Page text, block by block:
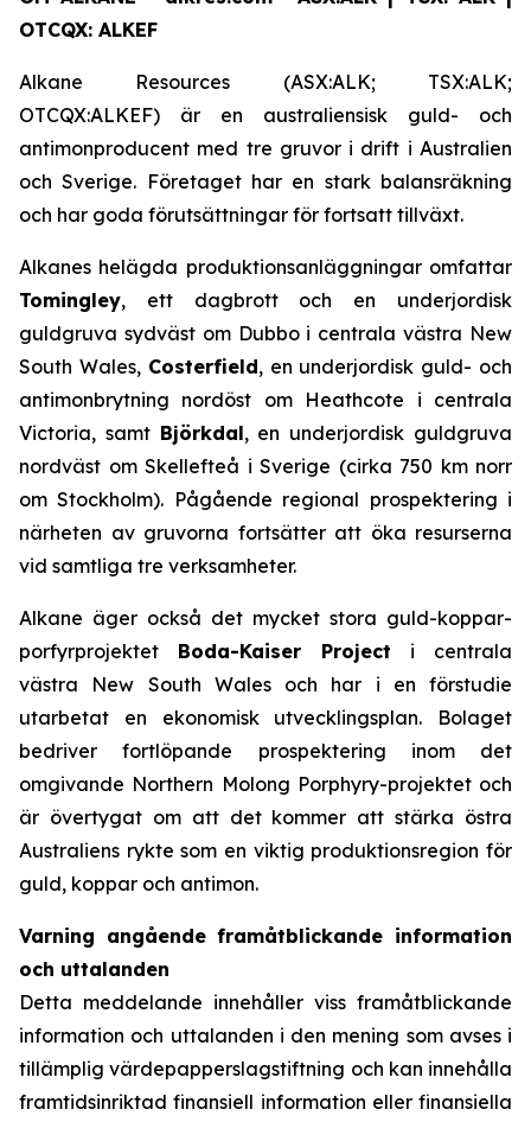
OTCQX: ALKEF
Alkane Resources (ASX:ALK; TSX:ALK;
OTCQX:ALKEF) är en australiensisk guld- och
antimonproducent med tre gruvor i drift i Australien
och Sverige. Företaget har en stark balansräkning
och har goda förutsättningar för fortsatt tillväxt.
Alkanes helägda produktionsanläggningar omfattar
Tomingley, ett dagbrott och en underjordisk
guldgruva sydväst om Dubbo i centrala västra New
South Wales, Costerfield, en underjordisk guld- och
antimonbrytning nordöst om Heathcote i centrala
Victoria, samt Björkdal, en underjordisk guldgruva
nordväst om Skellefteå i Sverige (cirka 750 km norr
om Stockholm). Pågående regional prospektering i
närheten av gruvorna fortsätter att öka resurserna
vid samtliga tre verksamheter.
Alkane äger också det mycket stora guld-koppar-
porfyrprojektet Boda-Kaiser Project i centrala
västra New South Wales och har i en förstudie
utarbetat en ekonomisk utvecklingsplan. Bolaget
bedriver fortlöpande prospektering inom det
omgivande Northern Molong Porphyry-projektet och
är övertygat om att det kommer att stärka östra
Australiens rykte som en viktig produktionsregion för
guld, koppar och antimon.
Varning angående framåtblickande information
och uttalanden
Detta meddelande innehåller viss framåtblickande
information och uttalanden i den mening som avses i
tillämplig värdepapperslagstiftning och kan innehålla
framtidsinriktad finansiell information eller finansiella